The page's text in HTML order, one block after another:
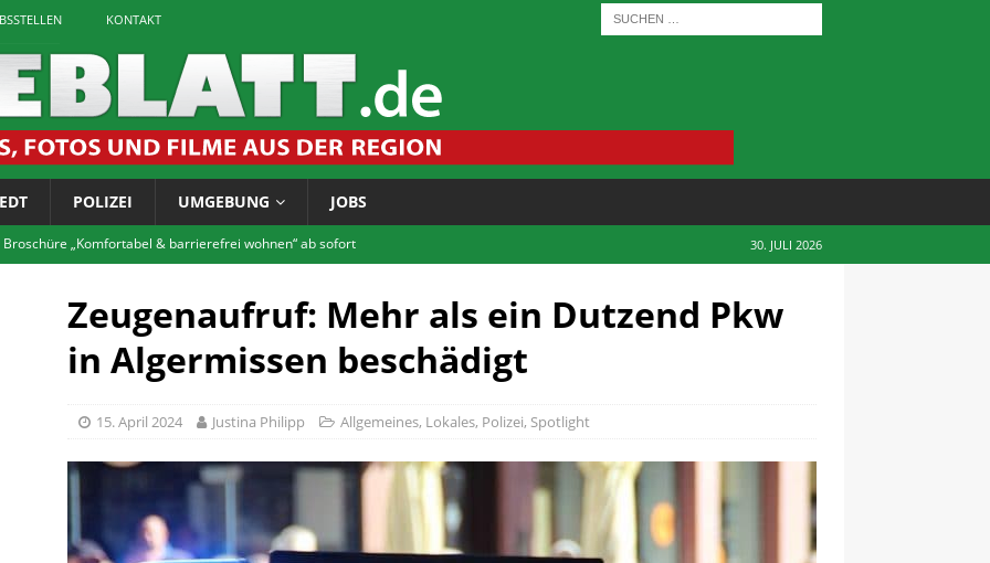
KONTAKT
POLIZEI UMGEBUNG JOBS
„Komfortabel & barrierefrei wohnen“ ab sofort
zum Bürgerforum via Telefon
LOKALES
Landkreis führt Jugendschutzkontrollen durch
Rätsel um Vossenhaus gelöst
LOKALES
Jetzt anmelden für die FITNASS-Tour im Innerstebad
30. JULI 2026
Zeugenaufruf: Mehr als ein Dutzend Pkw
in Algermissen beschädigt
15. April 2024 Justina Philipp Allgemeines, Lokales, Polizei, Spotlight